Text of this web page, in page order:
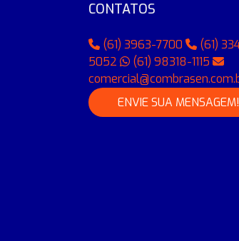
CONTATOS
(61) 3963-7700
(61)
5052
(61) 98318-1115
ENVIE SUA MENSAGEM!